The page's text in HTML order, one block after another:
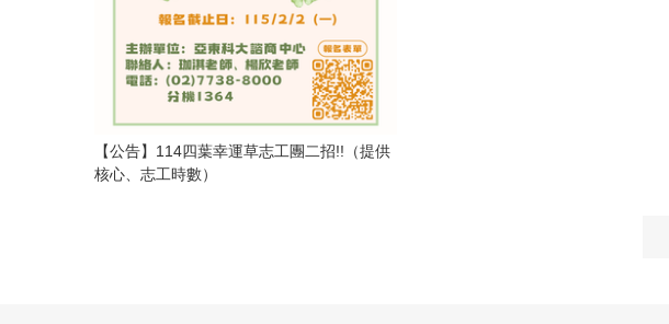
【公告】114四葉幸運草志工團二招!!（提供
核心、志工時數）